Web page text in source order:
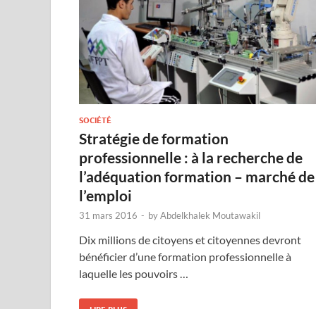
SOCIÉTÉ
Stratégie de formation
professionnelle : à la recherche de
l’adéquation formation – marché de
l’emploi
31 mars 2016 - byAbdelkhalek Moutawakil
Dix millions de citoyens et citoyennes devront
bénéficier d’une formation professionnelle à
laquelle les pouvoirs …